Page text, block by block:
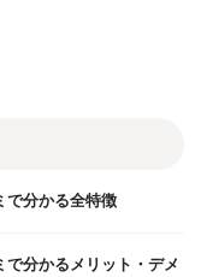
で分かる全特徴
分かるメリット・デメ